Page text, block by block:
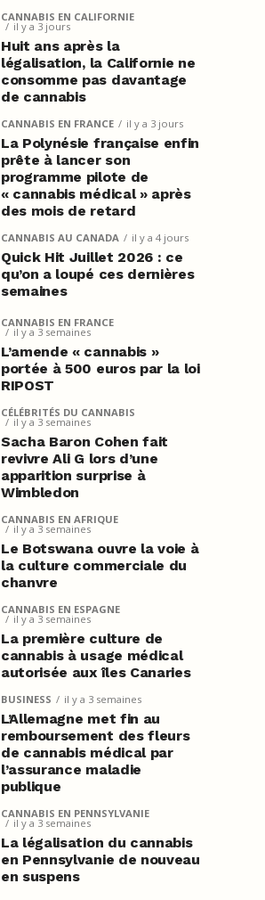
CANNABIS EN CALIFORNIE
il y a 3 jours
Huit ans après la
légalisation, la Californie ne
consomme pas davantage
de cannabis
CANNABIS EN FRANCE il y a 3 jours
La Polynésie française enfin
prête à lancer son
programme pilote de
« cannabis médical » après
des mois de retard
CANNABIS AU CANADA il y a 4 jours
Quick Hit Juillet 2026 : ce
qu’on a loupé ces dernières
semaines
CANNABIS EN FRANCE
il y a 3 semaines
L’amende « cannabis »
portée à 500 euros par la loi
RIPOST
CÉLÉBRITÉS DU CANNABIS
il y a 3 semaines
Sacha Baron Cohen fait
revivre Ali G lors d’une
apparition surprise à
Wimbledon
CANNABIS EN AFRIQUE
il y a 3 semaines
Le Botswana ouvre la voie à
la culture commerciale du
chanvre
CANNABIS EN ESPAGNE
il y a 3 semaines
La première culture de
cannabis à usage médical
autorisée aux îles Canaries
BUSINESS il y a 3 semaines
L’Allemagne met fin au
remboursement des fleurs
de cannabis médical par
l’assurance maladie
publique
CANNABIS EN PENNSYLVANIE
il y a 3 semaines
La légalisation du cannabis
en Pennsylvanie de nouveau
en suspens